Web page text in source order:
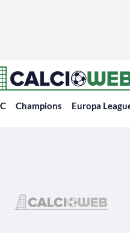
Champions Europa